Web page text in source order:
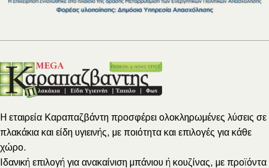
Η εταιρεία Καραπαζβάντη προσφέρει ολοκληρωμένες λύσεις σε
πλακάκια και είδη υγιεινής, με ποιότητα και επιλογές για κάθε
χώρο.
Ιδανική επιλογή για ανακαίνιση μπάνιου ή κουζίνας, με προϊόντα